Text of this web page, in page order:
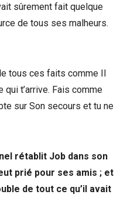
sûrement fait quelque
de tous ses malheurs.
tous ces faits comme Il
qui t’arrive. Fais comme
sur Son secours et tu ne
rétablit Job dans son
prié pour ses amis ; et
de tout ce qu’il avait